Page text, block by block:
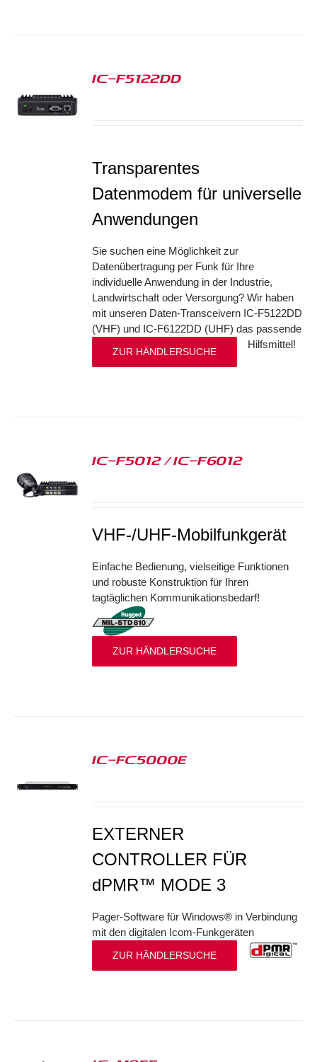
IC-F5122DD
Transparentes
Datenmodem für universelle
Anwendungen
Sie suchen eine Möglichkeit zur
Datenübertragung per Funk für Ihre
individuelle Anwendung in der Industrie,
Landwirtschaft oder Versorgung? Wir haben
mit unseren Daten-Transceivern IC-F5122DD
(VHF) und IC-F6122DD (UHF) das passende
Hilfsmittel!
ZUR HÄNDLERSUCHE
IC-F5012 / IC-F6012
VHF-/UHF-Mobilfunkgerät
Einfache Bedienung, vielseitige Funktionen
und robuste Konstruktion für Ihren
tagtäglichen Kommunikationsbedarf!
ZUR HÄNDLERSUCHE
IC-FC5000E
EXTERNER
CONTROLLER FÜR
dPMR™ MODE 3
Pager-Software für Windows® in Verbindung
mit den digitalen Icom-Funkgeräten
ZUR HÄNDLERSUCHE